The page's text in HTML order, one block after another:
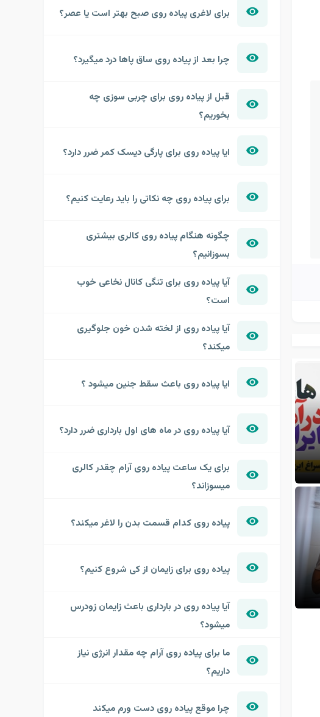
برای لاغری پیاده روی صبح بهتر است یا عصر؟
چرا بعد از پیاده روی ساق پاها درد میگیرد؟
قبل از پیاده روی برای چربی سوزی چه
بخوریم؟
ایا پیاده روی برای پارگی دیسک کمر ضرر دارد؟
برای پیاده روی چه نکاتی را باید رعایت کنیم؟
چگونه هنگام پیاده روی کالری بیشتری
بسوزانیم؟
آیا پیاده روی برای تنگی کانال نخاعی خوب
است؟
آیا پیاده روی از لخته شدن خون جلوگیری
میکند؟
ایا پیاده روی باعث سقط جنین میشود ؟
آیا پیاده روی در ماه های اول بارداری ضرر دارد؟
برای یک ساعت پیاده روی آرام چقدر کالری
میسوزاند؟
پیاده روی کدام قسمت بدن را لاغر میکند؟
پیاده روی برای زایمان از کی شروع کنیم؟
آیا پیاده روی در بارداری باعث زایمان زودرس
میشود؟
ما برای پیاده روی آرام چه مقدار انرژی نیاز
داریم؟
چرا موقع پیاده روی دست ورم میکند